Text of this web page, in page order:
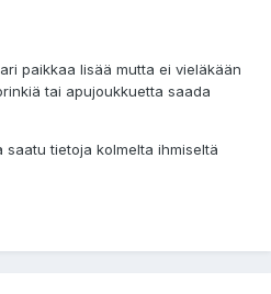
paikkaa lisää mutta ei vieläkään
tai apujoukkuetta saada
tietoja kolmelta ihmiseltä